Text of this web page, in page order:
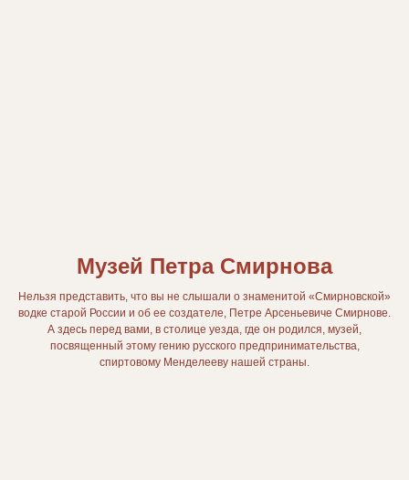
Музей Петра Смирнова
Нельзя представить, что вы не слышали о знаменитой «Смирновской»
водке старой России и об ее создателе, Петре Арсеньевиче Смирнове.
А здесь перед вами, в столице уезда, где он родился, музей,
посвященный этому гению русского предпринимательства,
спиртовому Менделееву нашей страны.